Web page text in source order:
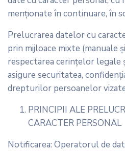
menţionate în continuare, în
Prelucrarea datelor cu
prin mijloace mixte (manuale
respectarea cerinţelor legale
asigure securitatea,
drepturilor persoanelor
PRINCIPII ALE
CARACTER PERSONAL
Notificarea: Operatorul de